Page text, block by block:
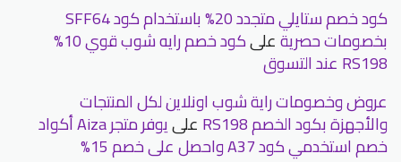
كود خصم ستايلي متجدد 20% باستخدام كود SFF64
بخصومات حصريةعلى كود خصم رايه شوب قوي 10%
RS198 عند التسوق
عروض وخصومات راية شوب اونلاين لكل المنتجات
والأجهزة بكود الخصم RS198 على يوفر متجر Aiza أكواد
خصم استخدمي كود A37 واحصل على خصم 15%